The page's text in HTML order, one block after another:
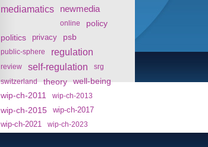
mediamatics newmedia
online
policy
politics
privacy psb
public-sphere regulation
review self-regulation
srg
switzerland
theory
well-being
wip-ch-2011
wip-ch-2013
wip-ch-2015
wip-ch-2017
wip-ch-2021
wip-ch-2023